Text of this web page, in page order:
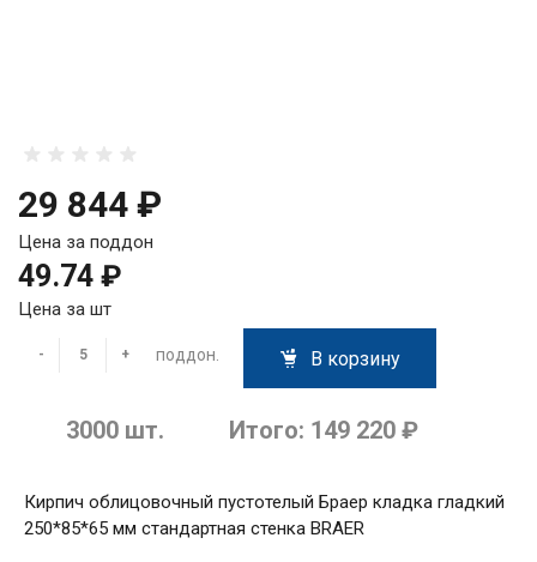
29 844 ₽
Цена за поддон
49.74 ₽
Цена за шт
- + поддон. В корзину
3000 шт. Итого: 149 220 ₽
Кирпич облицовочный пустотелый Браер кладка гладкий
250*85*65 мм стандартная стенка BRAER